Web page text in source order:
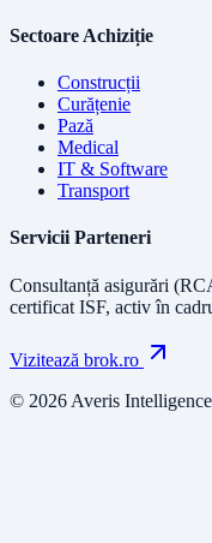
Sectoare Achiziție
Construcții
Curățenie
Pază
Medical
IT & Software
Transport
Servicii Parteneri
Consultanță asigurări
certificat ISF, activ în
Vizitează brok.ro
© 2026 Averis